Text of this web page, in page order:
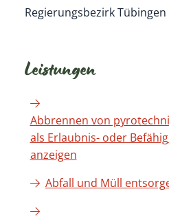
Regierungsbezirk Tübingen
Leistungen
Abbrennen von
als Erlaubnis- oder
anzeigen
Abfall und Müll